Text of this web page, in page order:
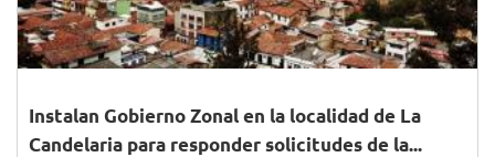
Instalan Gobierno Zonal en la localidad de La
Candelaria para responder solicitudes de la...